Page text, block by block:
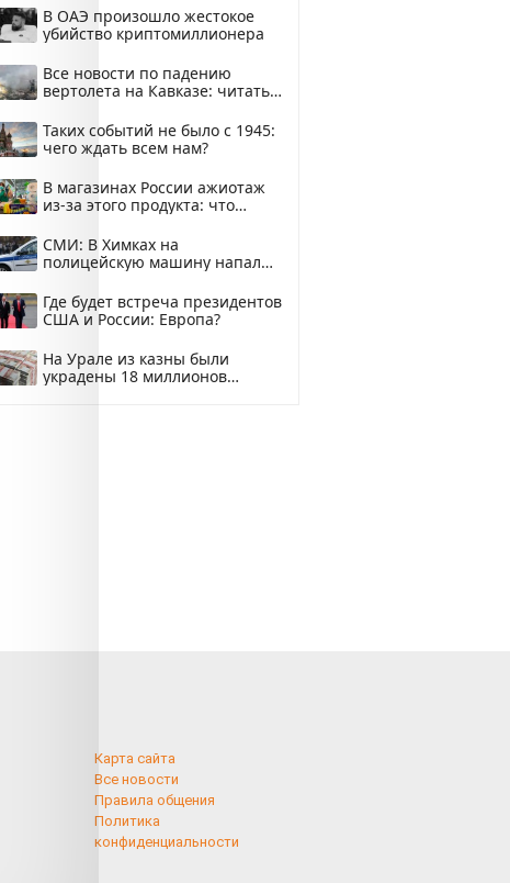
В ОАЭ произошло жестокое
убийство криптомиллионера
Все новости по падению
вертолета на Кавказе: читать
Таких событий не было с 1945:
чего ждать всем нам?
В магазинах России ажиотаж
из-за этого продукта: что
СМИ: В Химках на
полицейскую машину напали
Где будет встреча президентов
США и России: Европа?
На Урале из казны были
украдены 18 миллионов
Карта сайта
Все новости
Правила общения
Политика
конфиденциальности